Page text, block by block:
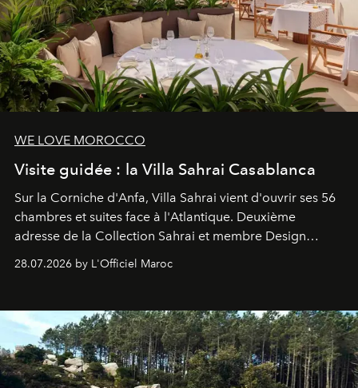
WE LOVE MOROCCO
Visite guidée : la Villa Sahrai Casablanca
Sur la Corniche d'Anfa, Villa Sahrai vient d'ouvrir ses 56
chambres et suites face à l'Atlantique. Deuxième
adresse de la Collection Sahrai et membre Design
Hotels, ce boutique-hôtel cinq étoiles signé Christophe
Pillet promet un lieu de vie complet. On y a déjeuné…
28.07.2026 by L'Officiel Maroc